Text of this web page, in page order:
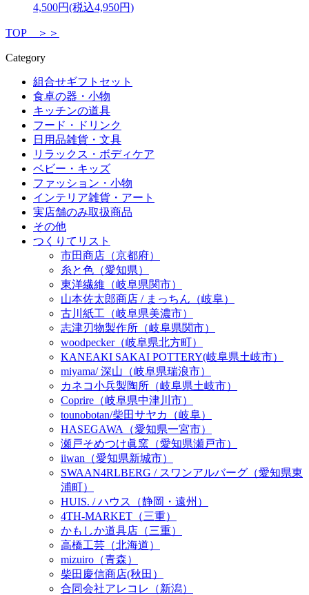
4,500円(税込4,950円)
TOP ＞＞
Category
組合せギフトセット
食卓の器・小物
キッチンの道具
フード・ドリンク
日用品雑貨・文具
リラックス・ボディケア
ベビー・キッズ
ファッション・小物
インテリア雑貨・アート
実店舗のみ取扱商品
その他
つくりてリスト
市田商店（京都府）
糸と色（愛知県）
東洋繊維（岐阜県関市）
山本佐太郎商店 / まっちん（岐阜）
古川紙工（岐阜県美濃市）
志津刃物製作所（岐阜県関市）
woodpecker（岐阜県北方町）
KANEAKI SAKAI POTTERY(岐阜県土岐市）
miyama/ 深山（岐阜県瑞浪市）
カネコ小兵製陶所（岐阜県土岐市）
Coprire（岐阜県中津川市）
tounobotan/柴田サヤカ（岐阜）
HASEGAWA（愛知県一宮市）
瀬戸そめつけ眞窯（愛知県瀬戸市）
iiwan（愛知県新城市）
SWAAN4RLBERG / スワンアルバーグ（愛知県東
浦町）
HUIS. / ハウス（静岡・遠州）
4TH-MARKET（三重）
かもしか道具店（三重）
高橋工芸（北海道）
mizuiro（青森）
柴田慶信商店(秋田）
合同会社アレコレ（新潟）